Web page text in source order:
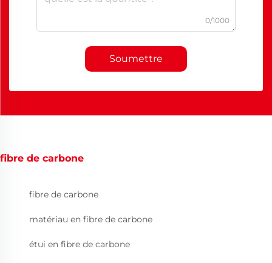
0/1000
Soumettre
fibre de carbone
fibre de carbone
matériau en fibre de carbone
étui en fibre de carbone